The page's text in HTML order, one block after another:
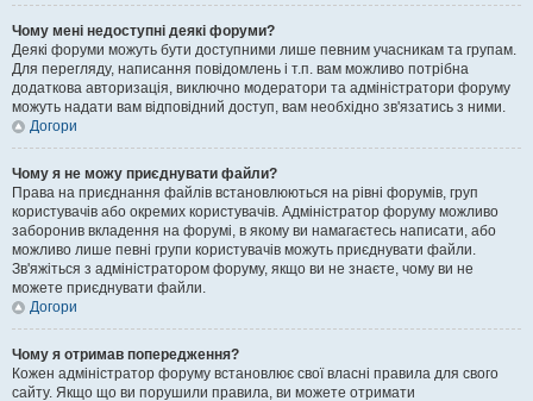
Чому мені недоступні деякі форуми?
Деякі форуми можуть бути доступними лише певним учасникам та групам.
Для перегляду, написання повідомлень і т.п. вам можливо потрібна
додаткова авторизація, виключно модератори та адміністратори форуму
можуть надати вам відповідний доступ, вам необхідно зв'язатись з ними.
Догори
Чому я не можу приєднувати файли?
Права на приєднання файлів встановлюються на рівні форумів, груп
користувачів або окремих користувачів. Адміністратор форуму можливо
заборонив вкладення на форумі, в якому ви намагаєтесь написати, або
можливо лише певні групи користувачів можуть приєднувати файли.
Зв'яжіться з адміністратором форуму, якщо ви не знаєте, чому ви не
можете приєднувати файли.
Догори
Чому я отримав попередження?
Кожен адміністратор форуму встановлює свої власні правила для свого
сайту. Якщо що ви порушили правила, ви можете отримати